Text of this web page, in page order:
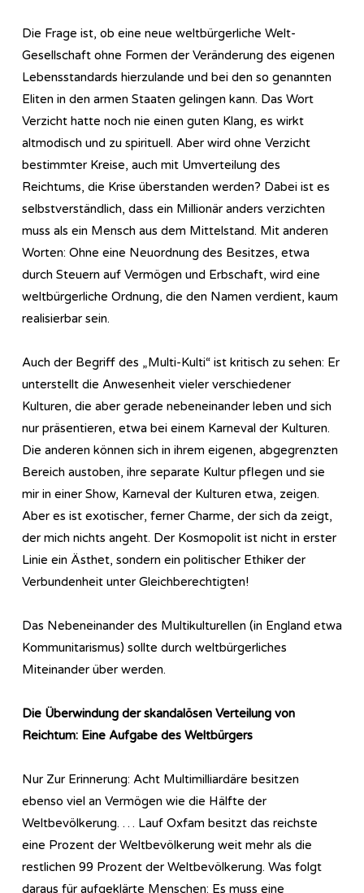
Die Frage ist, ob eine neue weltbürgerliche Welt-
Gesellschaft ohne Formen der Veränderung des eigenen
Lebensstandards hierzulande und bei den so genannten
Eliten in den armen Staaten gelingen kann. Das Wort
Verzicht hatte noch nie einen guten Klang, es wirkt
altmodisch und zu spirituell. Aber wird ohne Verzicht
bestimmter Kreise, auch mit Umverteilung des
Reichtums, die Krise überstanden werden? Dabei ist es
selbstverständlich, dass ein Millionär anders verzichten
muss als ein Mensch aus dem Mittelstand. Mit anderen
Worten: Ohne eine Neuordnung des Besitzes, etwa
durch Steuern auf Vermögen und Erbschaft, wird eine
weltbürgerliche Ordnung, die den Namen verdient, kaum
realisierbar sein.
Auch der Begriff des „Multi-Kulti“ ist kritisch zu sehen: Er
unterstellt die Anwesenheit vieler verschiedener
Kulturen, die aber gerade nebeneinander leben und sich
nur präsentieren, etwa bei einem Karneval der Kulturen.
Die anderen können sich in ihrem eigenen, abgegrenzten
Bereich austoben, ihre separate Kultur pflegen und sie
mir in einer Show, Karneval der Kulturen etwa, zeigen.
Aber es ist exotischer, ferner Charme, der sich da zeigt,
der mich nichts angeht. Der Kosmopolit ist nicht in erster
Linie ein Ästhet, sondern ein politischer Ethiker der
Verbundenheit unter Gleichberechtigten!
Das Nebeneinander des Multikulturellen (in England etwa
Kommunitarismus) sollte durch weltbürgerliches
Miteinander über werden.
Die Überwindung der skandalösen Verteilung von
Reichtum: Eine Aufgabe des Weltbürgers
Nur Zur Erinnerung: Acht Multimilliardäre besitzen
ebenso viel an Vermögen wie die Hälfte der
Weltbevölkerung. … Lauf Oxfam besitzt das reichste
eine Prozent der Weltbevölkerung weit mehr als die
restlichen 99 Prozent der Weltbevölkerung. Was folgt
daraus für aufgeklärte Menschen: Es muss eine